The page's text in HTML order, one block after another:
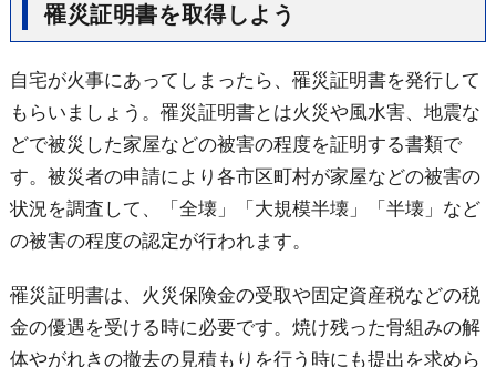
罹災証明書を取得しよう
自宅が火事にあってしまったら、罹災証明書を発行して
もらいましょう。罹災証明書とは火災や風水害、地震な
どで被災した家屋などの被害の程度を証明する書類で
す。被災者の申請により各市区町村が家屋などの被害の
状況を調査して、「全壊」「大規模半壊」「半壊」など
の被害の程度の認定が行われます。
罹災証明書は、火災保険金の受取や固定資産税などの税
金の優遇を受ける時に必要です。焼け残った骨組みの解
体やがれきの撤去の見積もりを行う時にも提出を求めら